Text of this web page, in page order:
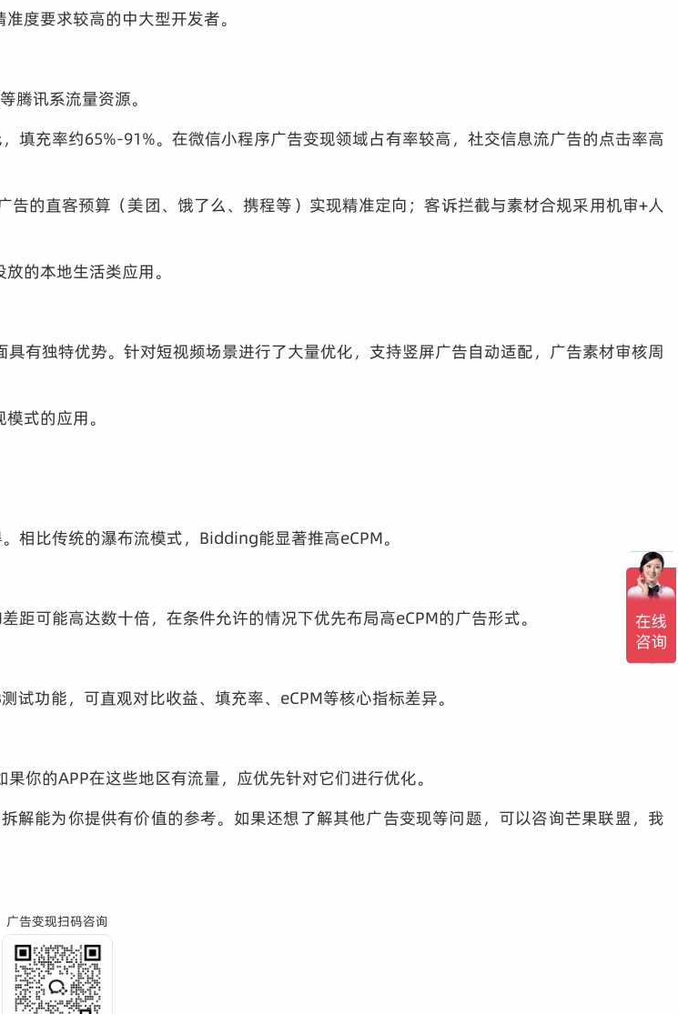
度要求较高的中大型开发者。
腾讯系流量资源。
填充率约65%-91%。在微信小程序广告变现领域占有率较高，社交信息流广告的点击率高
的直客预算（美团、饿了么、携程等）实现精准定向；客诉拦截与素材合规采用机审+人
的本地生活类应用。
有独特优势。针对短视频场景进行了大量优化，支持竖屏广告自动适配，广告素材审核周
式的应用。
比传统的瀑布流模式，Bidding能显著推高eCPM。
可能高达数十倍，在条件允许的情况下优先布局高eCPM的广告形式。
功能，可直观对比收益、填充率、eCPM等核心指标差异。
你的APP在这些地区有流量，应优先针对它们进行优化。
能为你提供有价值的参考。如果还想了解其他广告变现等问题，可以咨询芒果联盟，我
广告变现扫码咨询